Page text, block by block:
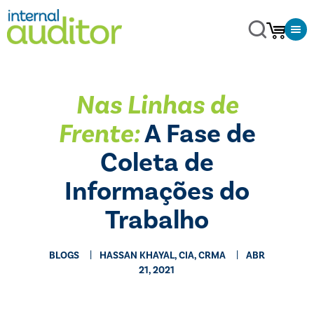
Nas Linhas de
Frente:A Fase de
Coleta de
Informações do
Trabalho
BLOGS HASSAN KHAYAL, CIA, CRMA
ABR
21, 2021